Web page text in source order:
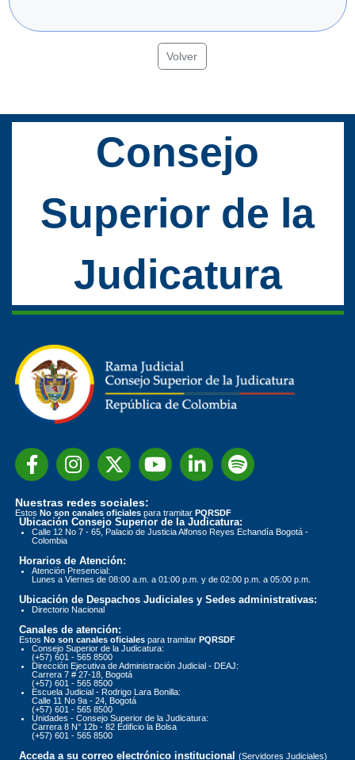
Volver
Consejo
Superior de la
Judicatura
Nuestras redes sociales:
Estos No son canales oficiales para tramitar PQRSDF
Ubicación Consejo Superior de la Judicatura:
Calle 12 No 7 - 65, Palacio de Justicia Alfonso Reyes Echandía Bogotá -
Colombia
Horarios de Atención:
Atención Presencial:
Lunes a Viernes de 08:00 a.m. a 01:00 p.m. y de 02:00 p.m. a 05:00 p.m.
Ubicación de Despachos Judiciales y Sedes administrativas:
Directorio Nacional
Canales de atención:
Estos No son canales oficiales para tramitar PQRSDF
Consejo Superior de la Judicatura:
(+57) 601 - 565 8500
Dirección Ejecutiva de Administración Judicial - DEAJ:
Carrera 7 # 27-18, Bogotá
(+57) 601 - 565 8500
Escuela Judicial - Rodrigo Lara Bonilla:
Calle 11 No 9a - 24, Bogotá
(+57) 601 - 565 8500
Unidades - Consejo Superior de la Judicatura:
Carrera 8 N° 12b - 82 Edificio la Bolsa
(+57) 601 - 565 8500
Acceda a su correo electrónico institucional (Servidores Judiciales)